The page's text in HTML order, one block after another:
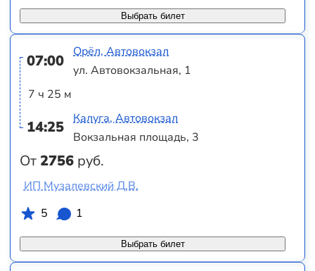
Выбрать билет
07:00
7 ч 25 м
14:25
От2756 руб.
Орёл, Автовокзал
ул. Автовокзальная, 1
Калуга, Автовокзал
Вокзальная площадь, 3
Выбрать билет
ИП Музалевский Д.В.
5
1